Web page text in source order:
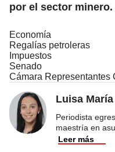
por el sector minero.
Economía
Regalías petroleras
Impuestos
Senado
Cámara Representantes
Luisa
Periodista
maestría en
Leer más